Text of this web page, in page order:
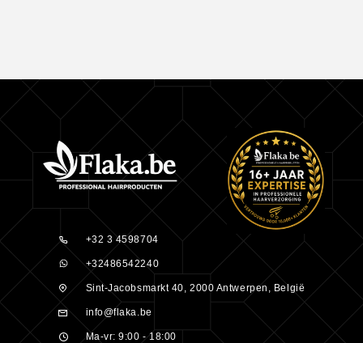
+32 3 4598704
+32486542240
Sint-Jacobsmarkt 40, 2000 Antwerpen, België
info@flaka.be
Ma-vr: 9:00 - 18:00